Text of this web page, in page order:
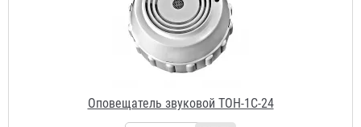
Оповещатель звуковой ТОН-1С-24
Договорная